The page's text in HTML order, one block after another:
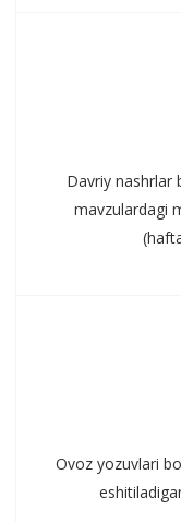
Davriy nashrlar
mavzulardagi
Ovoz yozuvlari